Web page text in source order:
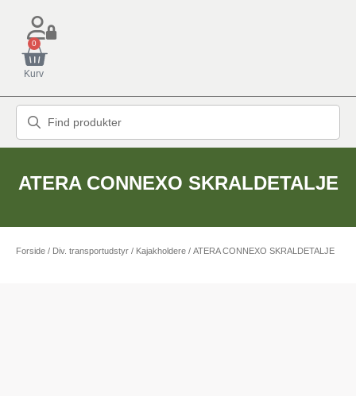
0
Kurv
ATERA CONNEXO SKRALDETALJE
Forside / Div. transportudstyr / Kajakholdere / ATERA CONNEXO SKRALDETALJE